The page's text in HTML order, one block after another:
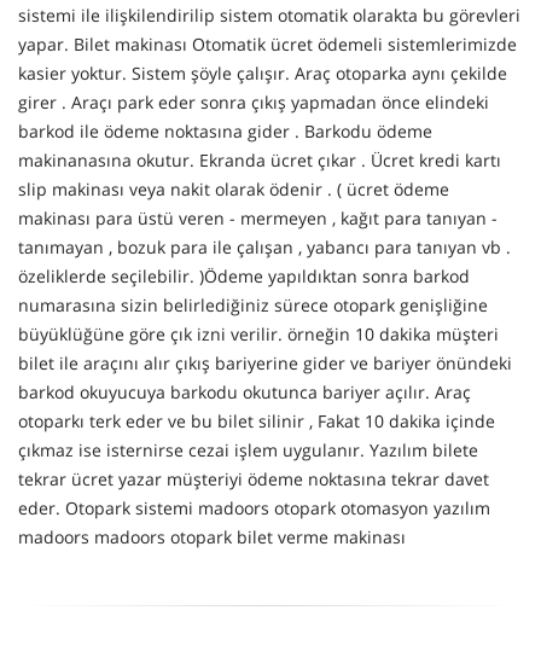
sistemi ile ilişkilendirilip sistem otomatik olarakta bu görevleri
yapar. Bilet makinası Otomatik ücret ödemeli sistemlerimizde
kasier yoktur. Sistem şöyle çalışır. Araç otoparka aynı çekilde
girer . Araçı park eder sonra çıkış yapmadan önce elindeki
barkod ile ödeme noktasına gider . Barkodu ödeme
makinanasına okutur. Ekranda ücret çıkar . Ücret kredi kartı
slip makinası veya nakit olarak ödenir . ( ücret ödeme
makinası para üstü veren - mermeyen , kağıt para tanıyan -
tanımayan , bozuk para ile çalışan , yabancı para tanıyan vb .
özeliklerde seçilebilir. )Ödeme yapıldıktan sonra barkod
numarasına sizin belirlediğiniz sürece otopark genişliğine
büyüklüğüne göre çık izni verilir. örneğin 10 dakika müşteri
bilet ile araçını alır çıkış bariyerine gider ve bariyer önündeki
barkod okuyucuya barkodu okutunca bariyer açılır. Araç
otoparkı terk eder ve bu bilet silinir , Fakat 10 dakika içinde
çıkmaz ise isternirse cezai işlem uygulanır. Yazılım bilete
tekrar ücret yazar müşteriyi ödeme noktasına tekrar davet
eder. Otopark sistemi madoors otopark otomasyon yazılım
madoors madoors otopark bilet verme makinası